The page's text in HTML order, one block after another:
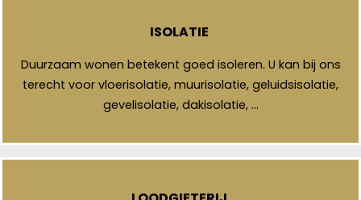
ISOLATIE
Duurzaam wonen betekent goed isoleren. U kan bij ons
terecht voor vloerisolatie, muurisolatie, geluidsisolatie,
gevelisolatie, dakisolatie, …